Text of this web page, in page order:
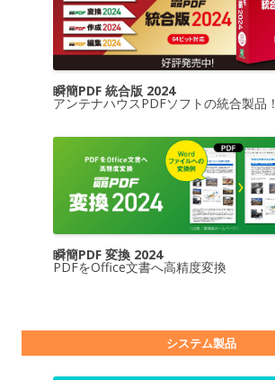
瞬簡PDF 統合版 2024
アンテナハウスPDFソフトの統合製品！
瞬簡PDF 変換 2024
PDFをOffice文書へ高精度変換
システム製品